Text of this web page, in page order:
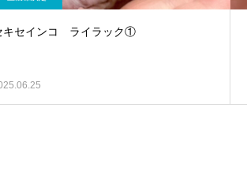
キセインコ ライラック①